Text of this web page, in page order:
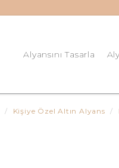
Alyansını Tasarla
8
Kişiye Özel Altın Alyans